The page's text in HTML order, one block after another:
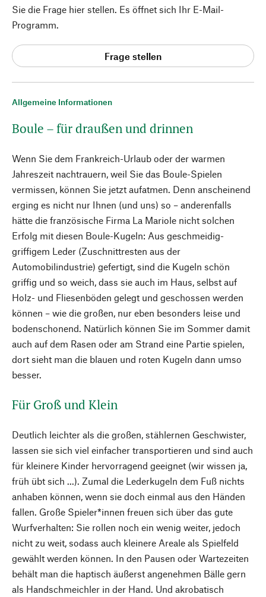
Allgemeine Informationen
Boule – für draußen und drinnen
Wenn Sie dem Frankreich-Urlaub oder der warmen
Jahreszeit nachtrauern, weil Sie das Boule-Spielen
vermissen, können Sie jetzt aufatmen. Denn anscheinend
erging es nicht nur Ihnen (und uns) so – anderenfalls
hätte die französische Firma La Mariole nicht solchen
Erfolg mit diesen Boule-Kugeln: Aus geschmeidig-
griffigem Leder (Zuschnittresten aus der
Automobilindustrie) gefertigt, sind die Kugeln schön
griffig und so weich, dass sie auch im Haus, selbst auf
Holz- und Fliesenböden gelegt und geschossen werden
können – wie die großen, nur eben besonders leise und
bodenschonend. Natürlich können Sie im Sommer damit
auch auf dem Rasen oder am Strand eine Partie spielen,
dort sieht man die blauen und roten Kugeln dann umso
besser.
Für Groß und Klein
Deutlich leichter als die großen, stählernen Geschwister,
lassen sie sich viel einfacher transportieren und sind auch
für kleinere Kinder hervorragend geeignet (wir wissen ja,
früh übt sich ...). Zumal die Lederkugeln dem Fuß nichts
anhaben können, wenn sie doch einmal aus den Händen
fallen. Große Spieler*innen freuen sich über das gute
Wurfverhalten: Sie rollen noch ein wenig weiter, jedoch
nicht zu weit, sodass auch kleinere Areale als Spielfeld
gewählt werden können. In den Pausen oder Wartezeiten
behält man die haptisch äußerst angenehmen Bälle gern
als Handschmeichler in der Hand. Und akrobatisch
Sie die Frage hier stellen. Es öffnet sich Ihr E-Mail-
Programm.
Frage stellen